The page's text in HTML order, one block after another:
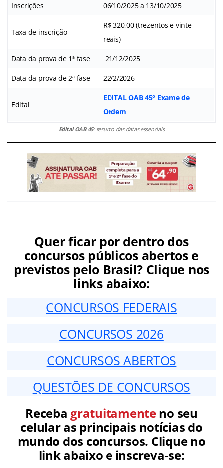
Inscrições 06/10/2025 a 13/10/2025
Taxa de inscrição
R$ 320,00 (trezentos e vinte
reais)
Data da prova de 1ª fase 21/12/2025
Data da prova de 2ª fase 22/2/2026
Edital
EDITAL OAB 45° Exame de
Ordem
Edital OAB 45: resumo das datas essenciais
Quer ficar por dentro dos
concursos públicos abertos e
previstos pelo Brasil? Clique nos
links abaixo:
CONCURSOS FEDERAIS
CONCURSOS 2026
CONCURSOS ABERTOS
QUESTÕES DE CONCURSOS
Receba gratuitamenteno seu
celular as principais notícias do
mundo dos concursos. Clique no
link abaixo e inscreva-se: